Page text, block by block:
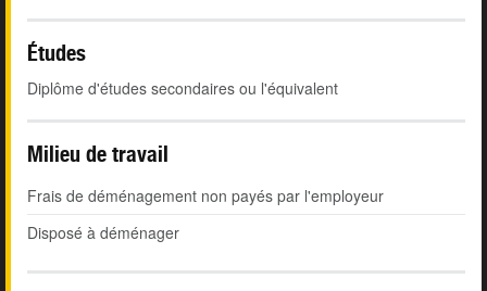
Études
Diplôme d'études secondaires ou l'équivalent
Milieu de travail
Frais de déménagement non payés par l'employeur
Disposé à déménager